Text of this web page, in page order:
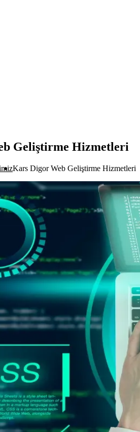
Geliştirme Hizmetleri
Kars Digor Web Geliştirme Hizmetleri